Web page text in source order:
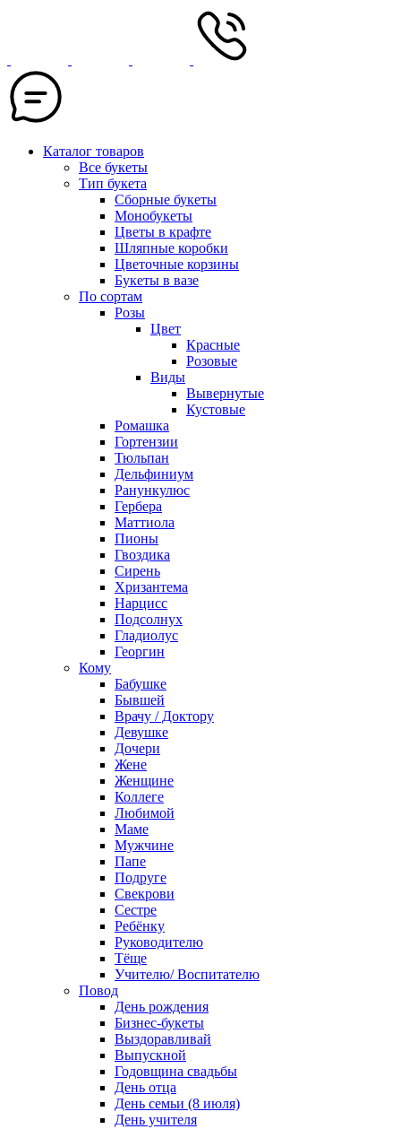
Каталог товаров
Все букеты
Тип букета
Сборные букеты
Монобукеты
Цветы в крафте
Шляпные коробки
Цветочные корзины
Букеты в вазе
По сортам
Розы
Цвет
Красные
Розовые
Виды
Вывернутые
Кустовые
Ромашка
Гортензии
Тюльпан
Дельфиниум
Ранункулюс
Гербера
Маттиола
Пионы
Гвоздика
Сирень
Хризантема
Нарцисс
Подсолнух
Гладиолус
Георгин
Кому
Бабушке
Бывшей
Врачу / Доктору
Девушке
Дочери
Жене
Женщине
Коллеге
Любимой
Маме
Мужчине
Папе
Подруге
Свекрови
Сестре
Ребёнку
Руководителю
Тёще
Учителю/ Воспитателю
Повод
День рождения
Бизнес-букеты
Выздоравливай
Выпускной
Годовщина свадьбы
День отца
День семьи (8 июля)
День учителя